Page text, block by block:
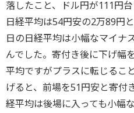
落したこと、ドル円が111円
日経平均は54円安の2万89円
日の日経平均は小幅なマイナ
んでした。寄付き後に下げ幅
平均ですがプラスに転じるこ
げると、前場を51円安と寄付
経平均は後場に入っても小幅